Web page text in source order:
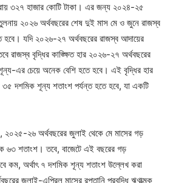
৩২৭ হাজার কোটি টাকা। এর জন্য ২০২৪-২৫
২০২৬ অর্থবছরের শেষ দুই মাস মে ও জুনে রাজস্ব
যদি ২০২৬-২৭ অর্থবছরের রাজস্ব আদায়ের
রাজস্ব বৃদ্ধির কাঙ্ক্ষিত হার ২০২৬-২৭ অর্থবছরের
এর চেয়ে অনেক বেশি হতে হবে। এই বৃদ্ধির হার
দশমিক শূন্য শতাংশ পর্যন্ত হতে হবে, যা একটি
২০২৫-২৬ অর্থবছরের জুলাই থেকে মে মাসের গড়
৬৩ শতাংশ। তবে, বাজেটে এই বছরের গড়
কম, অর্থাৎ ৭ দশমিক শূন্য শতাংশ উল্লেখ করা
জুলাই-এপ্রিল মাসের রপ্তানি প্রবৃদ্ধি ঋণাত্মক